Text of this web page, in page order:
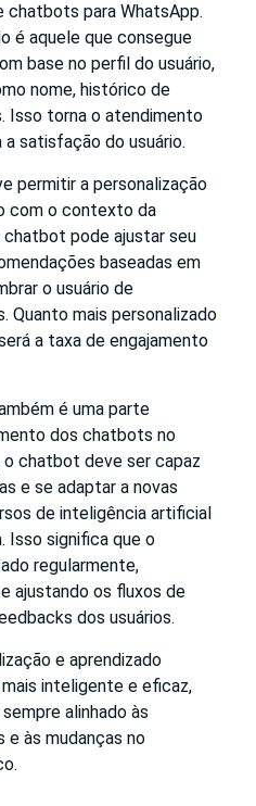
chatbots para WhatsApp.
é aquele que consegue
base no perfil do usuário,
nome, histórico de
Isso torna o atendimento
satisfação do usuário.
permitir a personalização
com o contexto da
pode ajustar seu
baseadas em
o usuário de
Quanto mais personalizado
a taxa de engajamento
é uma parte
dos chatbots no
chatbot deve ser capaz
e se adaptar a novas
de inteligência artificial
Isso significa que o
regularmente,
ajustando os fluxos de
dos usuários.
e aprendizado
inteligente e eficaz,
alinhado às
às mudanças no